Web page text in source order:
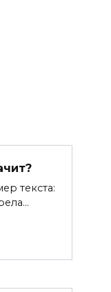
текста: